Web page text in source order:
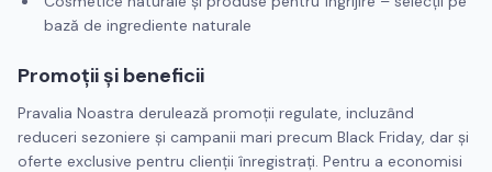
bază de ingrediente naturale
Promoții și beneficii
Pravalia Noastra derulează promoții regulate, incluzând
reduceri sezoniere și campanii mari precum Black Friday, dar și
oferte exclusive pentru clienții înregistrați. Pentru a economisi